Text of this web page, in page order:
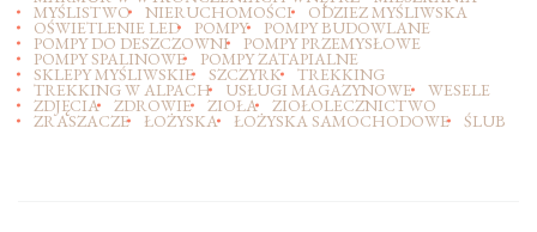
MYŚLISTWO NIERUCHOMOŚCI ODZIEZ MYŚLIWSKA
OŚWIETLENIE LED POMPY POMPY BUDOWLANE
POMPY DO DESZCZOWNI POMPY PRZEMYSŁOWE
POMPY SPALINOWE POMPY ZATAPIALNE
SKLEPY MYŚLIWSKIE SZCZYRK TREKKING
TREKKING W ALPACH USŁUGI MAGAZYNOWE WESELE
ZDJĘCIA ZDROWIE ZIOŁA ZIOŁOLECZNICTWO
ZRASZACZE ŁOŻYSKA ŁOŻYSKA SAMOCHODOWE ŚLUB